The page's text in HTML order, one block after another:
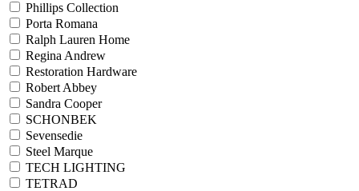
Phillips Collection
Porta Romana
Ralph Lauren Home
Regina Andrew
Restoration Hardware
Robert Abbey
Sandra Cooper
SCHONBEK
Sevensedie
Steel Marque
TECH LIGHTING
TETRAD